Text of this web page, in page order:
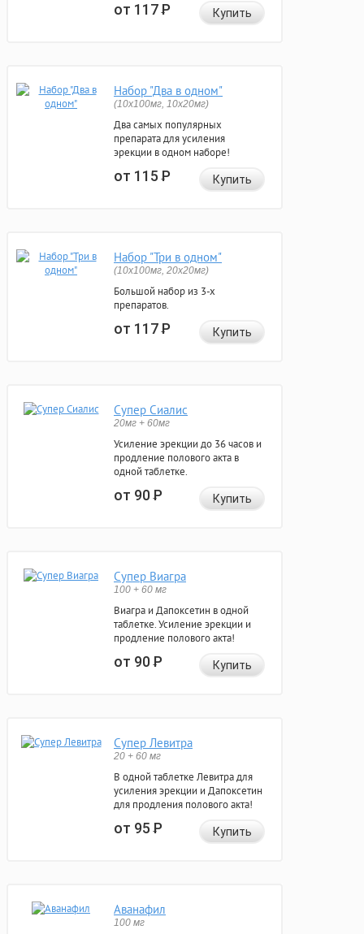
от 117Р Купить
Набор "Два в одном"
(10x100мг, 10x20мг)
Два самых популярных
препарата для усиления
эрекции в одном наборе!
от 115Р Купить
Набор "Три в одном"
(10x100мг, 20x20мг)
Большой набор из 3-х
препаратов.
от 117Р Купить
Супер Сиалис
20мг + 60мг
Усиление эрекции до 36 часов и
продление полового акта в
одной таблетке.
от 90Р Купить
Супер Виагра
100 + 60 мг
Виагра и Дапоксетин в одной
таблетке. Усиление эрекции и
продление полового акта!
от 90Р Купить
Супер Левитра
20 + 60 мг
В одной таблетке Левитра для
усиления эрекции и Дапоксетин
для продления полового акта!
от 95Р Купить
Аванафил
100 мг